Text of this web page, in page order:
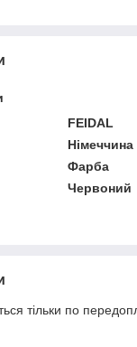
FEIDAL
Німеччина
Фарба
Червоний
тільки по